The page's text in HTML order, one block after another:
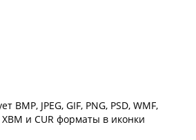
BMP, JPEG, GIF, PNG, PSD, WMF,
XBM и CUR форматы в иконки